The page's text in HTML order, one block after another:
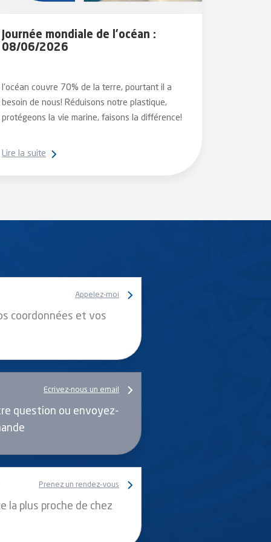
Journée mondiale de l’océan :
08/06/2026
l'océan couvre 70% de la terre, pourtant il a
besoin de nous! Réduisons notre plastique,
protégeons la vie marine, faisons la différence!
Lire la suite
Appelez-moi
coordonnées et vos
Ecrivez-nous un email
question ou envoyez-
Prenez un rendez-vous
la plus proche de chez